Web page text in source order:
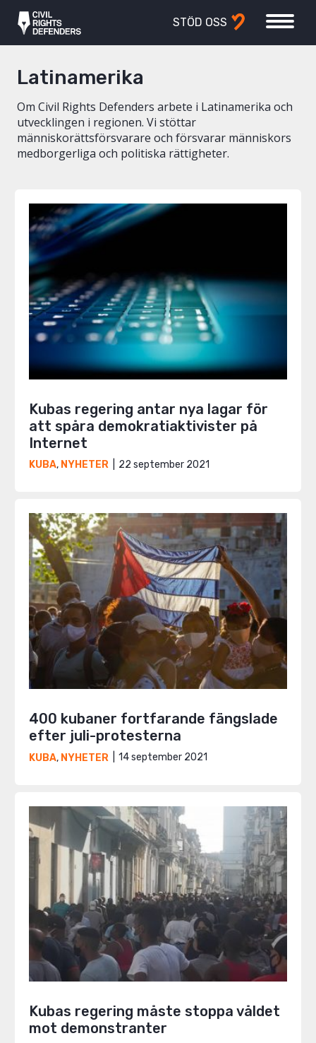
STÖD OSS
Latinamerika
Om Civil Rights Defenders arbete i Latinamerika och
utvecklingen i regionen. Vi stöttar
människorättsförsvarare och försvarar människors
medborgerliga och politiska rättigheter.
Kubas regering antar nya lagar för
att spåra demokratiaktivister på
Internet
KUBA, NYHETER 22 september 2021
400 kubaner fortfarande fängslade
efter juli-protesterna
KUBA, NYHETER 14 september 2021
Kubas regering måste stoppa våldet
mot demonstranter